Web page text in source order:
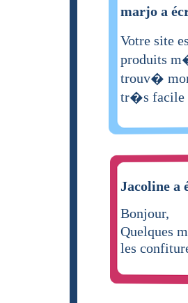
marjo a
Votre site
produits
trouv�
tr�s facile
Jacoline a
Bonjour,
Quelques
les